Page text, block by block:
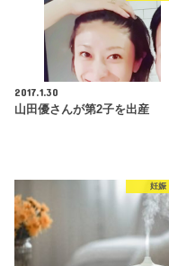
2017.1.30
山田優さんが第2子を出産
妊娠